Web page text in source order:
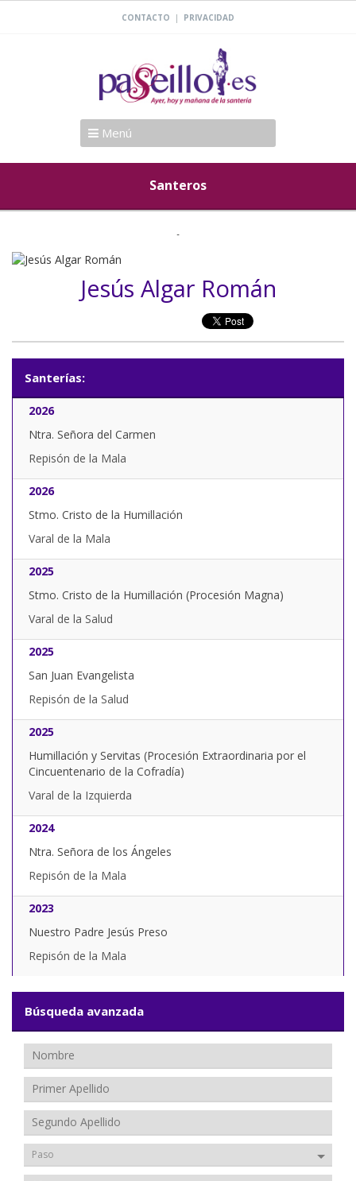
CONTACTO | PRIVACIDAD
Menú
Santeros
Jesús Algar Román
Santerías:
2026
Ntra. Señora del Carmen
Repisón de la Mala
2026
Stmo. Cristo de la Humillación
Varal de la Mala
2025
Stmo. Cristo de la Humillación (Procesión Magna)
Varal de la Salud
2025
San Juan Evangelista
Repisón de la Salud
2025
Humillación y Servitas (Procesión Extraordinaria por el
Cincuentenario de la Cofradía)
Varal de la Izquierda
2024
Ntra. Señora de los Ángeles
Repisón de la Mala
2023
Nuestro Padre Jesús Preso
Repisón de la Mala
Búsqueda avanzada
Paso